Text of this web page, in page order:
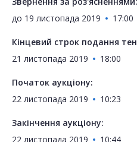
до 19 листопада 2019 17:00
Кінцевий строк подання
21 листопада 2019
18:00
Початок аукціону:
22 листопада 2019
10:23
Закінчення аукціону:
22 листопада 2019
10:44